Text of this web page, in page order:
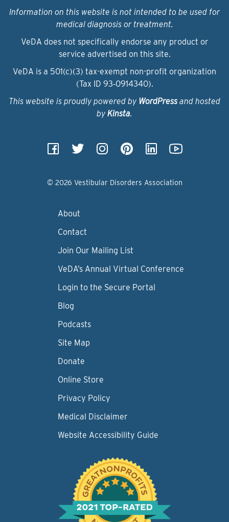
Information on this website is not intended to be used for
medical diagnosis or treatment.
VeDA does not specifically endorse any product or
service advertised on this site.
VeDA is a 501(c)(3) tax-exempt non-profit organization
(Tax ID 93‑0914340).
This website is proudly powered by WordPressand hosted
by Kinsta.
© 2026 Vestibular Disorders Association
About
Contact
Join Our Mailing List
VeDA’s Annual Virtual Conference
Login to the Secure Portal
Blog
Podcasts
Site Map
Donate
Online Store
Privacy Policy
Medical Disclaimer
Website Accessibility Guide